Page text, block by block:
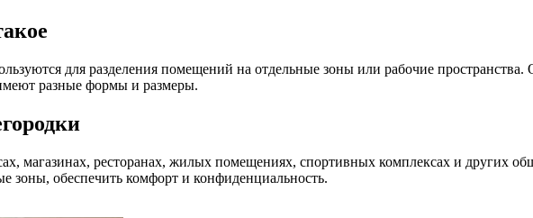
для разделения помещений на отдельные зоны или рабочие
разные формы и размеры.
магазинах, ресторанах, жилых помещениях, спортивных комплексах и других
зоны, обеспечить комфорт и конфиденциальность.